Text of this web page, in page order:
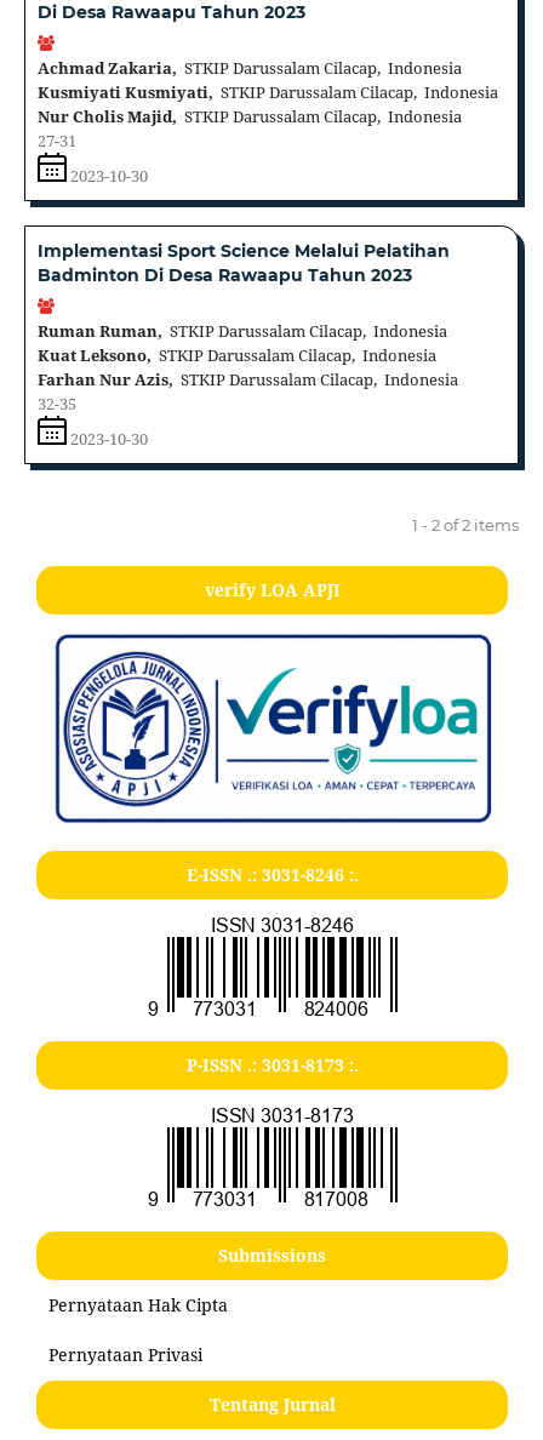
Di Desa Rawaapu Tahun 2023
Achmad Zakaria, STKIP Darussalam Cilacap, Indonesia
Kusmiyati Kusmiyati, STKIP Darussalam Cilacap, Indonesia
Nur Cholis Majid, STKIP Darussalam Cilacap, Indonesia
27-31
2023-10-30
Implementasi Sport Science Melalui Pelatihan
Badminton Di Desa Rawaapu Tahun 2023
Ruman Ruman, STKIP Darussalam Cilacap, Indonesia
Kuat Leksono, STKIP Darussalam Cilacap, Indonesia
Farhan Nur Azis, STKIP Darussalam Cilacap, Indonesia
32-35
2023-10-30
1 - 2 of 2 items
verify LOA APJI
E-ISSN .: 3031-8246:.
P-ISSN .: 3031-8173:.
Submissions
Pernyataan Hak Cipta
Pernyataan Privasi
Tentang Jurnal